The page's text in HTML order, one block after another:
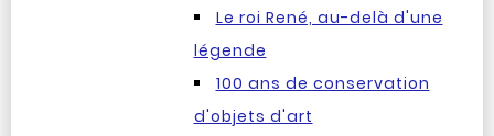
Le roi René, au-delà d'une
légende
100 ans de conservation
d'objets d'art